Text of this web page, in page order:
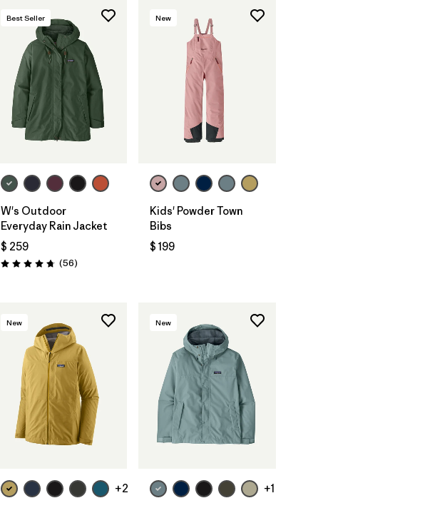
Best Seller
W's Outdoor
Everyday Rain Jacket
$ 259
Valoración: 4.7 / 5
(56Comentarios
)
New
Kids' Powder Town
Bibs
$ 199
New
+2
New
+1